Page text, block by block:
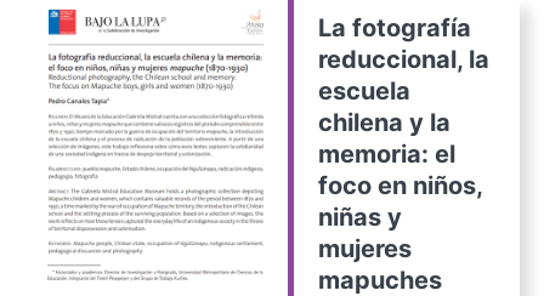
La fotografía
reduccional, la
escuela
chilena y la
memoria: el
foco en niños,
niñas y
mujeres
mapuches